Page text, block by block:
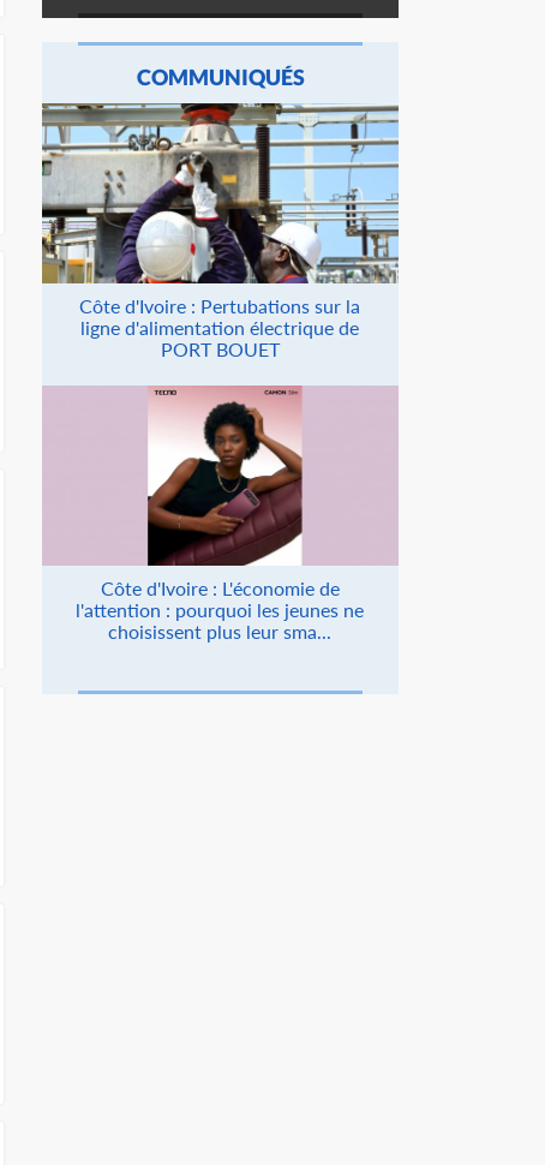
COMMUNIQUÉS
Côte d'Ivoire : Pertubations sur la
ligne d'alimentation électrique de
PORT BOUET
Côte d'Ivoire : L'économie de
l'attention : pourquoi les jeunes ne
choisissent plus leur sma...